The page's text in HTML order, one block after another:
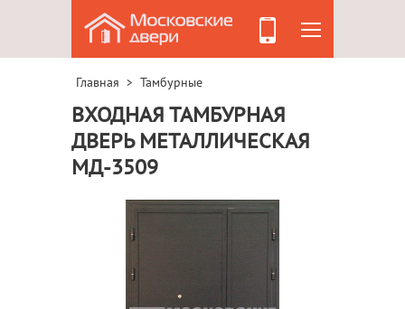
Главная > Тамбурные
ВХОДНАЯ ТАМБУРНАЯ
ДВЕРЬ МЕТАЛЛИЧЕСКАЯ
МД-3509